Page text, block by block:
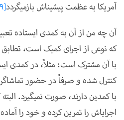
آمریکا به عظمت پیشین­اش بازمی­گردد
آن چه من از آن به کمدی ایستاده
که نوعی از اجرای کمیک است، تطابق
با آن مشترک است: مثلاً، در کمدی
کنترل شده و صرفاً در حضور
با کمدین دارند، صورت نمی­گیرد.
اجرای­اش را تمرین کرده و خود را